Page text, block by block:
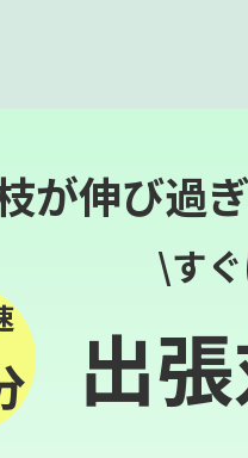
が伸び過
\す
出